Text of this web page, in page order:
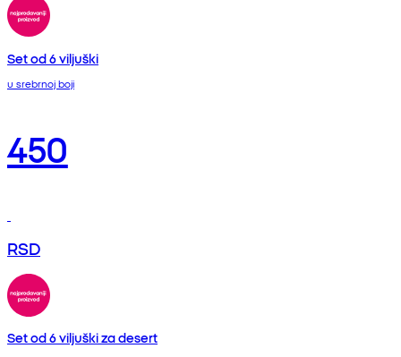
Set od 6 viljuški
u srebrnoj boji
450
RSD
Set od 6 viljuški za desert